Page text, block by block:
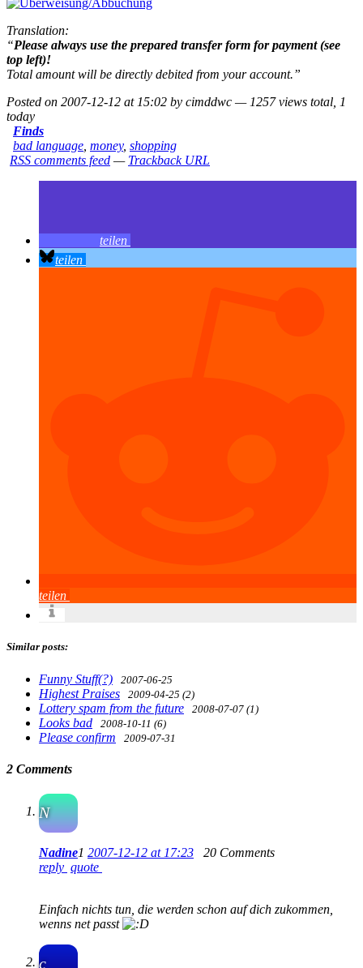
Translation:
“Please always use the prepared transfer form for payment (see
top left)!
Total amount will be directly debited from your account.”
Posted on 2007-12-12 at 15:02 by cimddwc — 1257 views total, 1
today
Finds
bad language money, shopping
RSS comments feed — Trackback URL
teilen
teilen
teilen
Similar posts:
Funny Stuff(?) 2007-06-25
Highest Praises 2009-04-25 (2)
Lottery spam from the future 2008-07-07 (1)
Looks bad 2008-10-11 (6)
Please confirm 2009-07-31
2 Comments
N
Nadine1 2007-12-12 at 17:23
20 Comments
reply quote
Einfach nichts tun, die werden schon auf dich zukommen,
wenns net passt
c